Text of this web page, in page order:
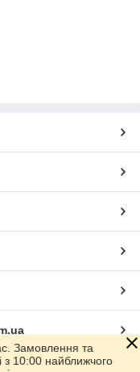
Замовлення та
з 10:00 найближчого